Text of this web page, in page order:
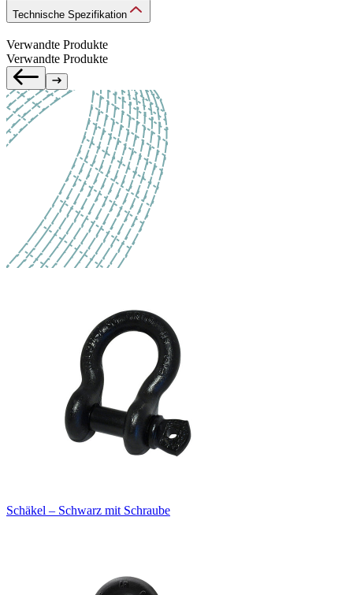
Technische Spezifikation
Verwandte Produkte
Verwandte Produkte
Schäkel – Schwarz mit Schraube